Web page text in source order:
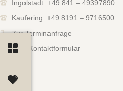
Ingolstadt: +49 841 – 49397890
Kaufering: +49 8191 – 9716500
Zur Terminanfrage
Zum Kontaktformular